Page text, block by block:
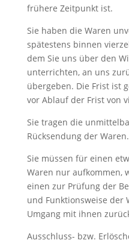
frühere Zeitpunkt ist.
Sie haben die Waren
spätestens binnen
dem Sie uns über den
unterrichten, an uns
übergeben. Die Frist ist
vor Ablauf der Frist von
Sie tragen die
Rücksendung der Waren.
Sie müssen für einen
Waren nur aufkommen,
einen zur Prüfung der
und Funktionsweise der
Umgang mit ihnen
Ausschluss- bzw.